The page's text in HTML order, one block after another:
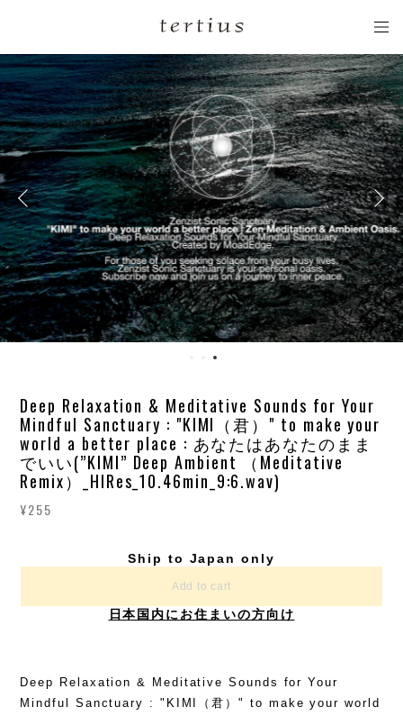
Deep Relaxation & Meditative Sounds for Your
Mindful Sanctuary : "KIMI（君）" to make your
world a better place : あなたはあなたのまま
でいい(”KIMI” Deep Ambient （Meditative
Remix）_HIRes_10.46min_9:6.wav)
¥255
Ship to Japan only
Add to cart
日本国内にお住まいの方向け
Deep Relaxation & Meditative Sounds for Your
Mindful Sanctuary : "KIMI（君）" to make your world